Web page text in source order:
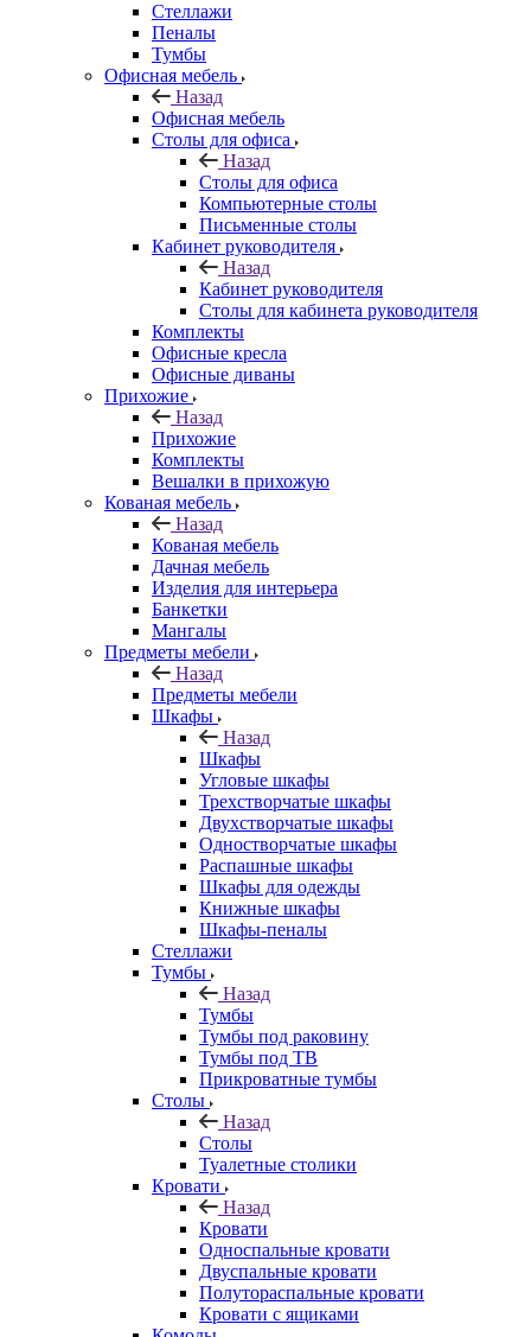
Стеллажи
Пеналы
Тумбы
Офисная мебель
Назад
Офисная мебель
Столы для офиса
Назад
Столы для офиса
Компьютерные столы
Письменные столы
Кабинет руководителя
Назад
Кабинет руководителя
Столы для кабинета руководителя
Комплекты
Офисные кресла
Офисные диваны
Прихожие
Назад
Прихожие
Комплекты
Вешалки в прихожую
Кованая мебель
Назад
Кованая мебель
Дачная мебель
Изделия для интерьера
Банкетки
Мангалы
Предметы мебели
Назад
Предметы мебели
Шкафы
Назад
Шкафы
Угловые шкафы
Трехстворчатые шкафы
Двухстворчатые шкафы
Одностворчатые шкафы
Распашные шкафы
Шкафы для одежды
Книжные шкафы
Шкафы-пеналы
Стеллажи
Тумбы
Назад
Тумбы
Тумбы под раковину
Тумбы под ТВ
Прикроватные тумбы
Столы
Назад
Столы
Туалетные столики
Кровати
Назад
Кровати
Односпальные кровати
Двуспальные кровати
Полутораспальные кровати
Кровати с ящиками